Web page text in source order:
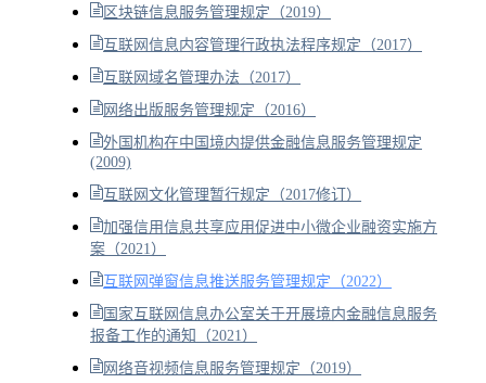
区块链信息服务管理规定（2019）
互联网信息内容管理行政执法程序规定（2017）
互联网域名管理办法（2017）
网络出版服务管理规定（2016）
外国机构在中国境内提供金融信息服务管理规定
(2009)
互联网文化管理暂行规定（2017修订）
加强信用信息共享应用促进中小微企业融资实施方
案（2021）
互联网弹窗信息推送服务管理规定（2022）
国家互联网信息办公室关于开展境内金融信息服务
报备工作的通知（2021）
网络音视频信息服务管理规定（2019）